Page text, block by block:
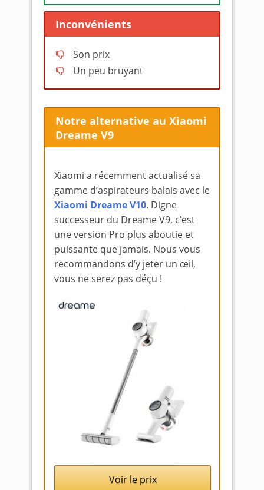
Inconvénients
Son prix
Un peu bruyant
Notre alternative au Xiaomi
Dreame V9
Xiaomi a récemment actualisé sa
gamme d’aspirateurs balais avec le
Xiaomi Dreame V10. Digne
successeur du Dreame V9, c’est
une version Pro plus aboutie et
puissante que jamais. Nous vous
recommandons d’y jeter un œil,
vous ne serez pas déçu !
Voir le prix